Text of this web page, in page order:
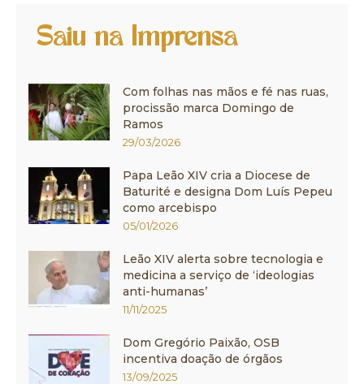
Saiu na Imprensa
Com folhas nas mãos e fé nas ruas,
procissão marca Domingo de
Ramos
29/03/2026
Papa Leão XIV cria a Diocese de
Baturité e designa Dom Luís Pepeu
como arcebispo
05/01/2026
Leão XIV alerta sobre tecnologia e
medicina a serviço de ‘ideologias
anti-humanas’
11/11/2025
Dom Gregório Paixão, OSB
incentiva doação de órgãos
13/09/2025